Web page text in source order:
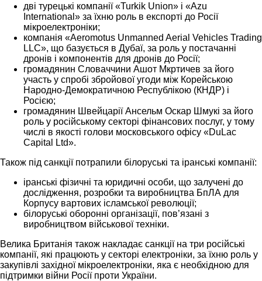
дві турецькі компанії «Turkik Union» і «Azu
International» за їхню роль в експорті до Росії
мікроелектроніки;
компанія «Aeromotus Unmanned Aerial Vehicles Trading
LLC», що базується в Дубаї, за роль у постачанні
дронів і компонентів для дронів до Росії;
громадянин Словаччини Ашот Мкртичев за його
участь у спробі збройової угоди між Корейською
Народно-Демократичною Республікою (КНДР) і
Росією;
громадянин Швейцарії Ансельм Оскар Шмукі за його
роль у російському секторі фінансових послуг, у тому
числі в якості голови московського офісу «DuLac
Capital Ltd».
Також під санкції потрапили білоруські та іранські компанії:
іранські фізичні та юридичні особи, що залучені до
дослідження, розробки та виробництва БпЛА для
Корпусу вартових ісламської революції;
білоруські оборонні організації, пов’язані з
виробництвом військової техніки.
Велика Британія також накладає санкції на три російські
компанії, які працюють у секторі електроніки, за їхню роль у
закупівлі західної мікроелектроніки, яка є необхідною для
підтримки війни Росії проти України.